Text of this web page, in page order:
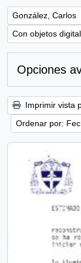
Remove filter:
González, Carlos
Remove filter:
Con objetos
Opciones
Imprimir vista
Ordenar por: